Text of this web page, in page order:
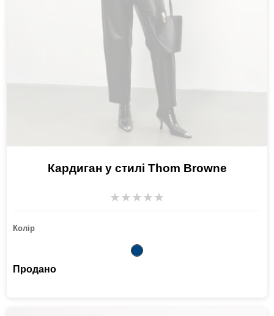
Кардиган у стилі Thom Browne
★★★★★
Колір
Продано